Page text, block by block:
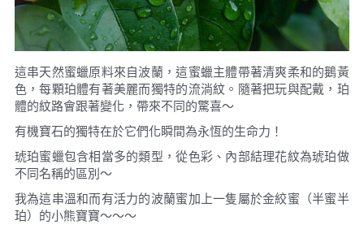
這串天然蜜蠟原料來自波蘭，這蜜蠟主體帶著清爽柔和的鵝黃
色，每顆珀體有著美麗而獨特的流淌紋。隨著把玩與配戴，珀
體的紋路會跟著變化，帶來不同的驚喜～
有機寶石的獨特在於它們化瞬間為永恆的生命力！
琥珀蜜蠟包含相當多的類型，從色彩、內部結理花紋為琥珀做
不同名稱的區別～
我為這串溫和而有活力的波蘭蜜加上一隻屬於金絞蜜（半蜜半
珀）的小熊寶寶～～～